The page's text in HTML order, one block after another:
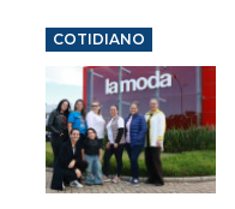
COTIDIANO